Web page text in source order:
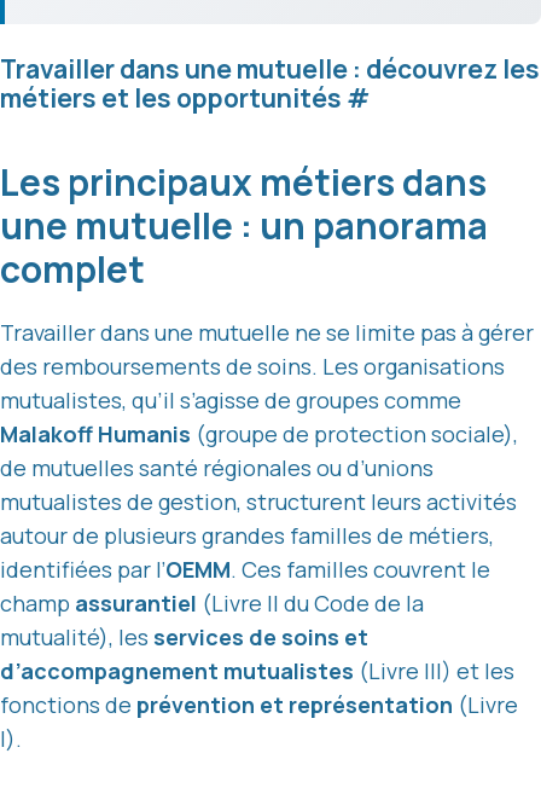
Travailler dans une mutuelle : découvrez les
métiers et les opportunités #
Les principaux métiers dans
une mutuelle : un panorama
complet
Travailler dans une mutuelle ne se limite pas à gérer
des remboursements de soins. Les organisations
mutualistes, qu’il s’agisse de groupes comme
Malakoff Humanis (groupe de protection sociale),
de mutuelles santé régionales ou d’unions
mutualistes de gestion, structurent leurs activités
autour de plusieurs grandes familles de métiers,
identifiées par l’OEMM. Ces familles couvrent le
champ assurantiel (Livre II du Code de la
mutualité), les services de soins et
d’accompagnement mutualistes (Livre III) et les
fonctions de prévention et représentation (Livre
I).